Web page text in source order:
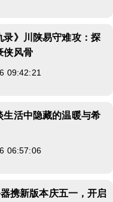
录》川陕易守难攻：探
侠风骨
09:42:21
生活中隐藏的温暖与希
06:57:06
携新版本庆五一，开启